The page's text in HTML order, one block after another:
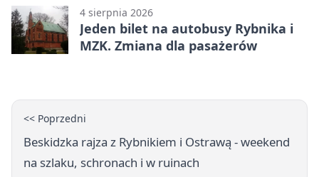
4 sierpnia 2026
Jeden bilet na autobusy Rybnika i
MZK. Zmiana dla pasażerów
<< Poprzedni
Beskidzka rajza z Rybnikiem i Ostrawą - weekend
na szlaku, schronach i w ruinach